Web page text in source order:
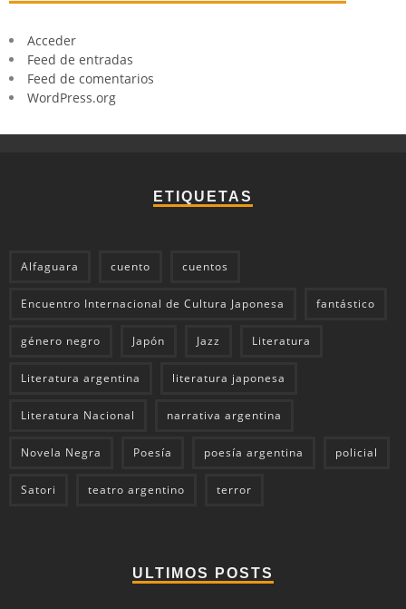
Acceder
Feed de entradas
Feed de comentarios
WordPress.org
ETIQUETAS
Alfaguara cuento cuentos
Encuentro Internacional de Cultura Japonesa fantástico
género negro Japón Jazz Literatura
Literatura argentina literatura japonesa
Literatura Nacional narrativa argentina
Novela Negra Poesía poesía argentina policial
Satori teatro argentino terror
ULTIMOS POSTS